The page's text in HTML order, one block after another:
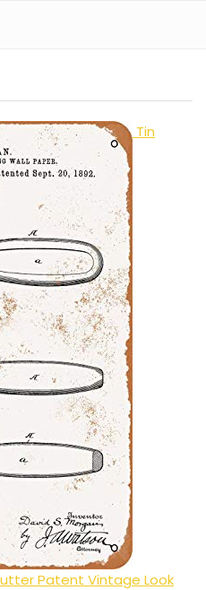
Tin
Patent Vintage Look